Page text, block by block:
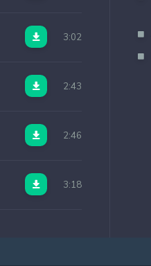
3:02
2:43
2:46
3:18